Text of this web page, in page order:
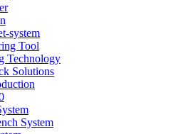
system
Tool
Technology
Solutions
System